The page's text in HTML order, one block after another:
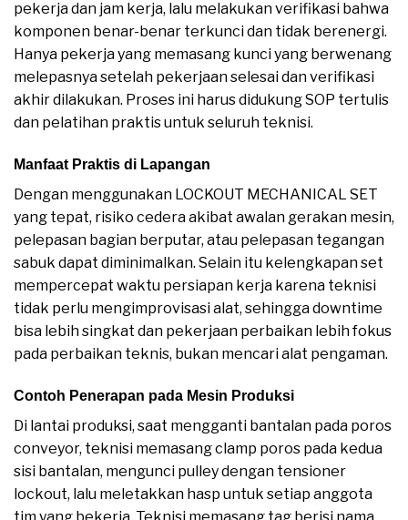
pekerja dan jam kerja, lalu melakukan verifikasi bahwa
komponen benar-benar terkunci dan tidak berenergi.
Hanya pekerja yang memasang kunci yang berwenang
melepasnya setelah pekerjaan selesai dan verifikasi
akhir dilakukan. Proses ini harus didukung SOP tertulis
dan pelatihan praktis untuk seluruh teknisi.
Manfaat Praktis di Lapangan
Dengan menggunakan LOCKOUT MECHANICAL SET
yang tepat, risiko cedera akibat awalan gerakan mesin,
pelepasan bagian berputar, atau pelepasan tegangan
sabuk dapat diminimalkan. Selain itu kelengkapan set
mempercepat waktu persiapan kerja karena teknisi
tidak perlu mengimprovisasi alat, sehingga downtime
bisa lebih singkat dan pekerjaan perbaikan lebih fokus
pada perbaikan teknis, bukan mencari alat pengaman.
Contoh Penerapan pada Mesin Produksi
Di lantai produksi, saat mengganti bantalan pada poros
conveyor, teknisi memasang clamp poros pada kedua
sisi bantalan, mengunci pulley dengan tensioner
lockout, lalu meletakkan hasp untuk setiap anggota